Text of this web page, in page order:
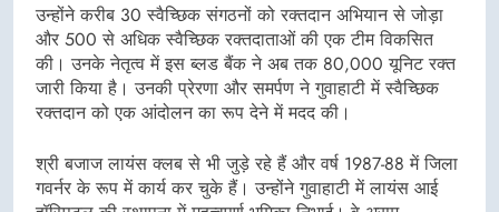
उन्होंने करीब 30 स्वैच्छिक संगठनों को रक्तदान अभियान से जोड़ा
और 500 से अधिक स्वैच्छिक रक्तदाताओं की एक टीम विकसित
की। उनके नेतृत्व में इस ब्लड बैंक ने अब तक 80,000 यूनिट रक्त
जारी किया है। उनकी प्रेरणा और समर्पण ने गुवाहाटी में स्वैच्छिक
रक्तदान को एक आंदोलन का रूप देने में मदद की।
श्री बजाज लायंस क्लब से भी जुड़े रहे हैं और वर्ष 1987-88 में जिला
गवर्नर के रूप में कार्य कर चुके हैं। उन्होंने गुवाहाटी में लायंस आई